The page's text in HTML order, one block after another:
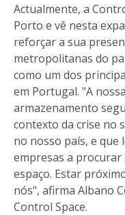
Actualmente, a
Porto e vê nesta
reforçar a sua
metropolitanas do
como um dos
em Portugal. "A
armazenamento
contexto da crise no
no nosso país, e que
empresas a
espaço. Estar
nós", afirma Albano
Control Space.